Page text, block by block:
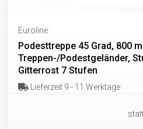
Euroline
Podesttreppe 45 Grad, 800
Treppen-/Podestgeländer,
Gitterrost 7 Stufen
Lieferzeit 9 - 11 Werktage